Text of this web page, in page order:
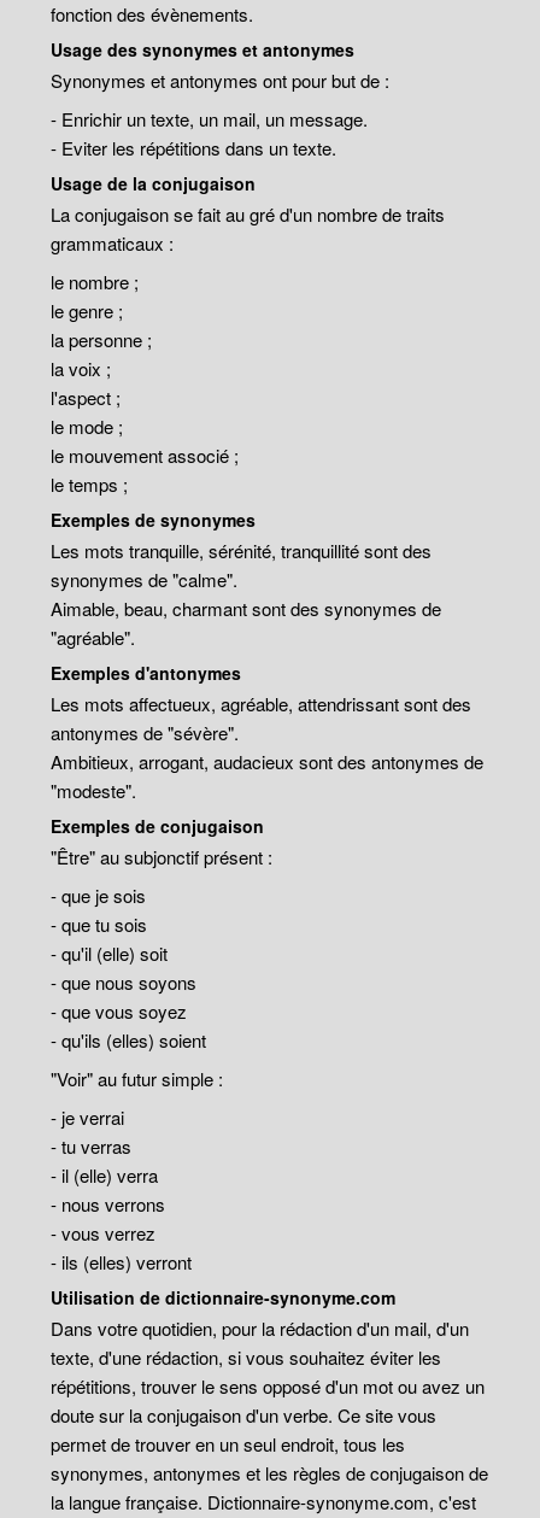
fonction des évènements.
Usage des synonymes et antonymes
Synonymes et antonymes ont pour but de :
- Enrichir un texte, un mail, un message.
- Eviter les répétitions dans un texte.
Usage de la conjugaison
La conjugaison se fait au gré d'un nombre de traits
grammaticaux :
le nombre ;
le genre ;
la personne ;
la voix ;
l'aspect ;
le mode ;
le mouvement associé ;
le temps ;
Exemples de synonymes
Les mots tranquille, sérénité, tranquillité sont des
synonymes de "calme".
Aimable, beau, charmant sont des synonymes de
"agréable".
Exemples d'antonymes
Les mots affectueux, agréable, attendrissant sont des
antonymes de "sévère".
Ambitieux, arrogant, audacieux sont des antonymes de
"modeste".
Exemples de conjugaison
"Être" au subjonctif présent :
- que je sois
- que tu sois
- qu'il (elle) soit
- que nous soyons
- que vous soyez
- qu'ils (elles) soient
"Voir" au futur simple :
- je verrai
- tu verras
- il (elle) verra
- nous verrons
- vous verrez
- ils (elles) verront
Utilisation de dictionnaire-synonyme.com
Dans votre quotidien, pour la rédaction d'un mail, d'un
texte, d'une rédaction, si vous souhaitez éviter les
répétitions, trouver le sens opposé d'un mot ou avez un
doute sur la conjugaison d'un verbe. Ce site vous
permet de trouver en un seul endroit, tous les
synonymes, antonymes et les règles de conjugaison de
la langue française. Dictionnaire-synonyme.com, c'est